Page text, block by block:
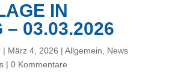
IN
– 03.03.2026
| März 4, 2026 | Allgemein
News
| 0 Kommentare